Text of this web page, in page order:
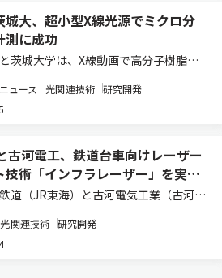
城大、超小型X線光源でミクロ分
測に成功
茨城大学は、X線動画で高分子樹脂内
明滅法（TXB）」を開発した（ニュー
）。 X線透過像は臨床ではレントゲン
ニュース 光関連技術 研究開発
古河電工、鉄道台車向けレーザー
技術「インフラレーザー」を実用
道（JR東海）と古河電気工業（古河電
、古河電工が開発したインフラ構造物
ーブラスト技術「インフラレーザー」
光関連技術 研究開発